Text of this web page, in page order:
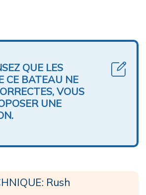
QUE LES
CE BATEAU NE
VOUS
UNE
Rush